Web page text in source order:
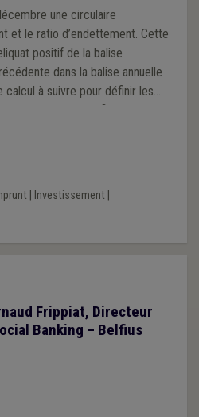
une circulaire
et le ratio d’endettement. Cette
positif de la balise
dans la balise annuelle
à suivre pour définir les
ratio des charges financières à
plan de gestion.
| Investissement|
Frippiat, Directeur
Banking – Belfius